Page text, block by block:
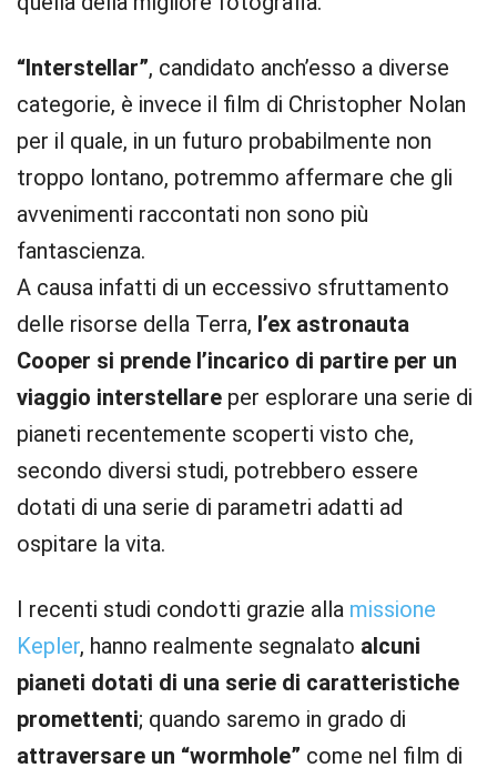
“Interstellar”, candidato anch’esso a diverse
categorie, è invece il film di Christopher Nolan
per il quale, in un futuro probabilmente non
troppo lontano, potremmo affermare che gli
avvenimenti raccontati non sono più
fantascienza.
A causa infatti di un eccessivo sfruttamento
delle risorse della Terra, l’ex astronauta
Cooper si prende l’incarico di partire per un
viaggio interstellare per esplorare una serie di
pianeti recentemente scoperti visto che,
secondo diversi studi, potrebbero essere
dotati di una serie di parametri adatti ad
ospitare la vita.
I recenti studi condotti grazie alla missione
Kepler, hanno realmente segnalato alcuni
pianeti dotati di una serie di caratteristiche
promettenti; quando saremo in grado di
attraversare un “wormhole” come nel film di